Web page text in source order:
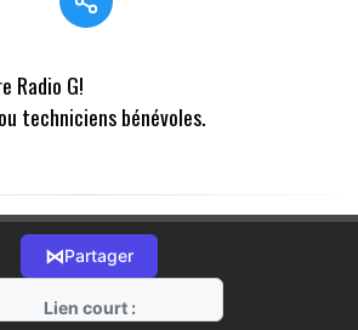
Radio G!
techniciens bénévoles.
⋈Partager
Lien court :